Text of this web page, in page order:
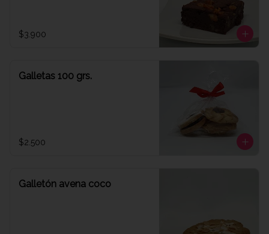
$3.900
Galletas 100 grs.
$2.500
Galletón avena coco